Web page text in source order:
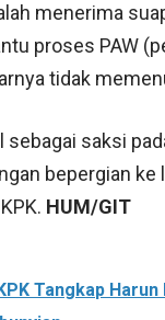
menerima
proses PAW
tidak
saksi
bepergian
HUM/GIT
Tangkap